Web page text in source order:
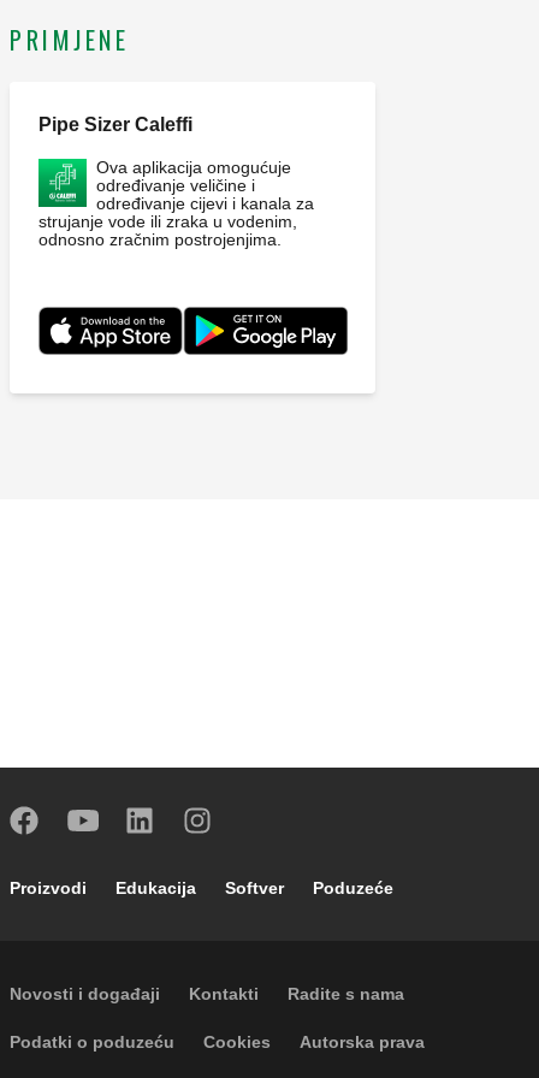
PRIMJENE
Pipe Sizer Caleffi
Ova aplikacija omogućuje
određivanje veličine i
određivanje cijevi i kanala za
strujanje vode ili zraka u vodenim,
odnosno zračnim postrojenjima.
Footer main navigation
Proizvodi Edukacija Softver Poduzeće
Footer secondary navigation
Novosti i događaji Kontakti Radite s nama
Footer menu
Podatki o poduzeću Cookies Autorska prava